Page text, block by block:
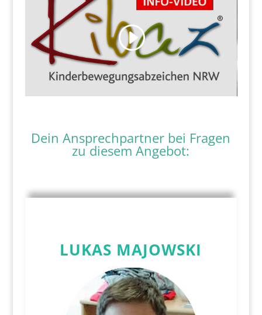
Dein Ansprechpartner bei Fragen
zu diesem Angebot:
LUKAS MAJOWSKI